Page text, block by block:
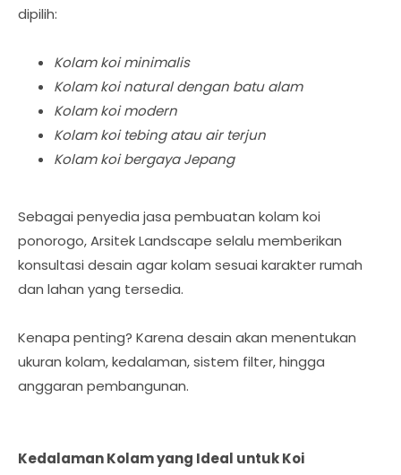
dipilih:
Kolam koi minimalis
Kolam koi natural dengan batu alam
Kolam koi modern
Kolam koi tebing atau air terjun
Kolam koi bergaya Jepang
Sebagai penyedia jasa pembuatan kolam koi
ponorogo, Arsitek Landscape selalu memberikan
konsultasi desain agar kolam sesuai karakter rumah
dan lahan yang tersedia.
Kenapa penting? Karena desain akan menentukan
ukuran kolam, kedalaman, sistem filter, hingga
anggaran pembangunan.
Kedalaman Kolam yang Ideal untuk Koi